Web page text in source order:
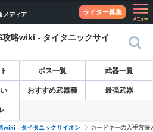
メディア
ライター募集
略wiki - タイタニックサイ
ボス一覧 武器一覧
おすすめ武器種 最強武器
wiki - タイタニックサイオン カードキーの入手方法